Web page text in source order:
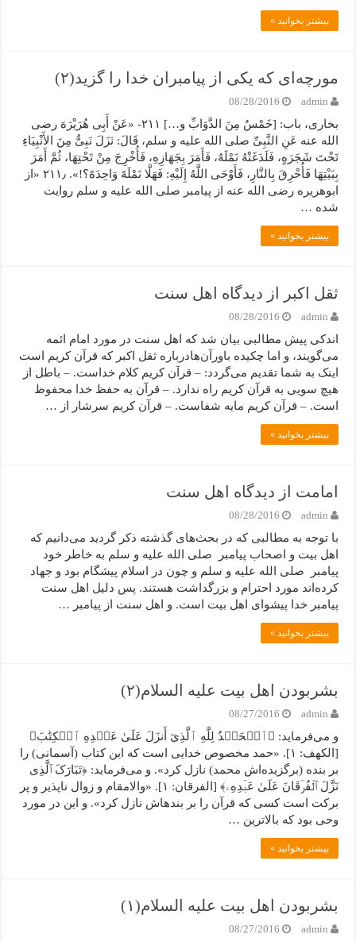
بیشتر بخوانید »
مورچه‌ای که یکی از پیامبران خدا را گزید(۲)
admin
08/28/2016
بخاری، باب: [خَمْسٌ مِنَ الدَّوَابِّ و…] ۲۱۱- «عَنْ أَبِی هُرَیْرَهَ رضی
الله عنه عَنِ النَّبِیِّ صلی الله علیه و سلم، قَالَ: نَزَلَ نَبِیٌّ مِنَ الأَنْبِیَاءِ
تَحْتَ شَجَرَهٍ، فَلَدَغَتْهُ نَمْلَهٌ، فَأَمَرَ بِجَهَازِهِ، فَأُخْرِجَ مِنْ تَحْتِهَا، ثُمَّ أَمَرَ
بِبَیْتِهَا فَأُحْرِقَ بِالنَّارِ، فَأَوْحَى اللَّهُ إِلَیْهِ: فَهَلَّا نَمْلَهً وَاحِدَهً؟!». ۲۱۱٫ «از
ابوهریره رضی الله عنه از پیامبر صلی الله علیه و سلم روایت
شده …
بیشتر بخوانید »
ثقل اکبر از دیدگاه اهل سنت
admin
08/28/2016
اندکی پیش مطالبی بیان شد که اهل سنت در مورد امام ائمه
می‌گویند، و اما چکیده باورآن‌هادرباره ثقل اکبر که قرآن کریم است
اینک به شما تقدیم می‌گردد: – قرآن کریم کلام خداست. – باطل از
هیچ سویی به قرآن کریم راه ندارد. – قرآن به حفظ خدا محفوظ
است. – قرآن کریم مایه شفاست. – قرآن کریم سرشار از …
بیشتر بخوانید »
امامت از دیدگاه اهل سنت
admin
08/28/2016
با توجه به مطالبی که در بحث‌های گذشته ذکر گردید می‌دانیم که
اهل بیت و اصحاب پیامبر صلی الله علیه و سلم به خاطر خود
پیامبر صلی الله علیه و سلم و چون در اسلام پیشگام بود و جهاد
کرده‌اند مورد احترام و بزرگداشت هستند. پس دلیل اهل سنت
پیامبر خدا پیشوای اهل بیت است. و اهل سنت از پیامبر …
بیشتر بخوانید »
بشربودن اهل بیت علیه السلام(۲)
admin
08/27/2016
و می‌فرماید: ﴿ٱلۡحَمۡدُ لِلَّهِ ٱلَّذِیٓ أَنزَلَ عَلَىٰ عَبۡدِهِ ٱلۡکِتَٰبَ﴾
[الکهف: ۱]. «حمد مخصوص خدایى است که این کتاب (آسمانى) را
بر بنده (برگزیده‌اش محمد) نازل کرد». و می‌فرماید: ﴿تَبَارَکَ ٱلَّذِی
نَزَّلَ ٱلۡفُرۡقَانَ عَلَىٰ عَبۡدِهِۦ﴾ [الفرقان: ۱]. «والامقام و زوال ناپذیر و پر
برکت است کسى که قرآن را بر بنده‏اش نازل کرد». و این در مورد
وحی بود که بالاترین …
بیشتر بخوانید »
بشربودن اهل بیت علیه السلام(۱)
admin
08/27/2016